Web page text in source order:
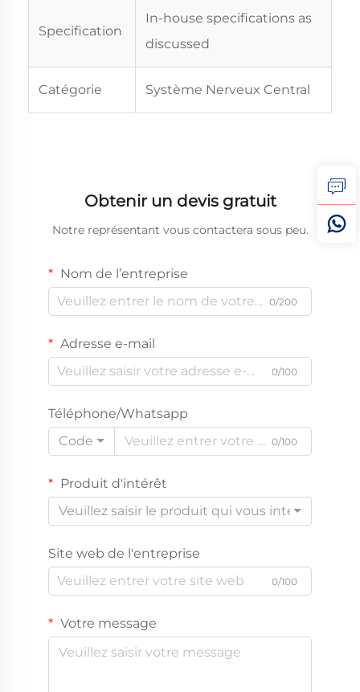
Specification
In-house specifications as
discussed
Catégorie Système Nerveux Central
Obtenir un devis gratuit
Notre représentant vous contactera sous peu.
Nom de l’entreprise
0/200
Adresse e-mail
0/100
Téléphone/Whatsapp
Code
0/100
Produit d'intérêt
Veuillez saisir le produit qui vous intéresse
Site web de l'entreprise
0/100
Votre message